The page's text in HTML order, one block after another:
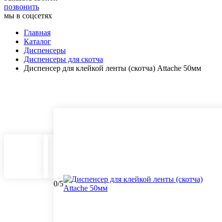
позвонить
мы в соцсетях
Главная
Каталог
Диспенсеры
Диспенсеры для скотча
Диспенсер для клейкой ленты (скотча) Attache 50мм
0/5